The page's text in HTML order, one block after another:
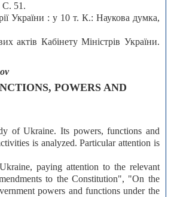
С. 51.
України : у 10 т. К.: Наукова думка,
актів Кабінету Міністрів України.
POWERS AND
of Ukraine. Its powers, functions and
is analyzed. Particular attention is
paying attention to the relevant
to the Constitution", "On the
powers and functions under the